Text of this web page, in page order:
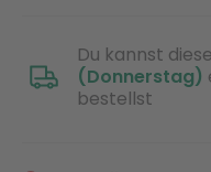
Minifiguren
Sports Action
Du kannst
(Donnerstag)
bestellst